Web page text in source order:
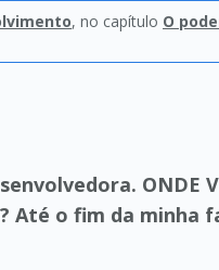
, no capítulo O
ONDE
Até o fim da